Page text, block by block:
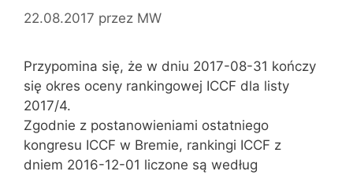
22.08.2017 przez MW
Przypomina się, że w dniu 2017-08-31 kończy
się okres oceny rankingowej ICCF dla listy
2017/4.
Zgodnie z postanowieniami ostatniego
kongresu ICCF w Bremie, rankingi ICCF z
dniem 2016-12-01 liczone są według